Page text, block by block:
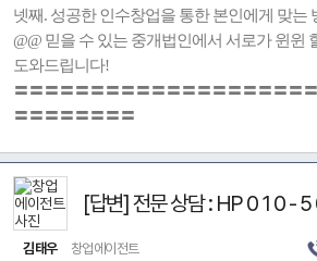
넷째. 성공한 인수창업을 통한 본인에게 맞는
@@ 믿을 수 있는 중개법인에서 서로가 윈윈
도와드립니다!
〓〓〓〓〓〓〓〓〓〓〓〓〓〓〓〓〓〓〓
〓〓〓〓〓〓〓〓
[답변] 전문 상담 : HP 0 1 0 -
김태우 창업에이전트